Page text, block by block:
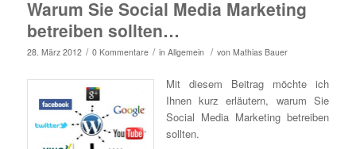
Warum Sie Social Media Marketing
betreiben sollten…
28. März 2012 / 0 Kommentare / in Allgemein / von Mathias Bauer
Mit diesem Beitrag möchte ich
Ihnen kurz erläutern, warum Sie
Social Media Marketing betreiben
sollten.